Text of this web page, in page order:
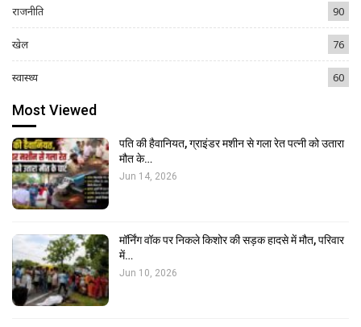
राजनीति 90
खेल 76
स्वास्थ्य 60
Most Viewed
पति की हैवानियत, ग्राइंडर मशीन से गला रेत पत्नी को उतारा
मौत के…
Jun 14, 2026
मॉर्निंग वॉक पर निकले किशोर की सड़क हादसे में मौत, परिवार
में…
Jun 10, 2026